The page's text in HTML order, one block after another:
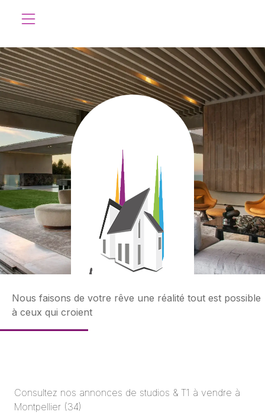
Nous faisons de votre rêve une réalité tout est possible
à ceux qui croient
Consultez nos annonces de studios & T1 à vendre à
Montpellier (34)